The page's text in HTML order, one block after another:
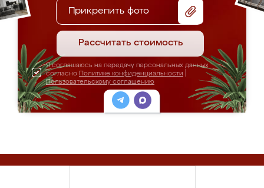
Прикрепить фото
Рассчитать стоимость
Я соглашаюсь на передачу персональных данных
согласно Политике конфиденциальности
Пользовательскому соглашению